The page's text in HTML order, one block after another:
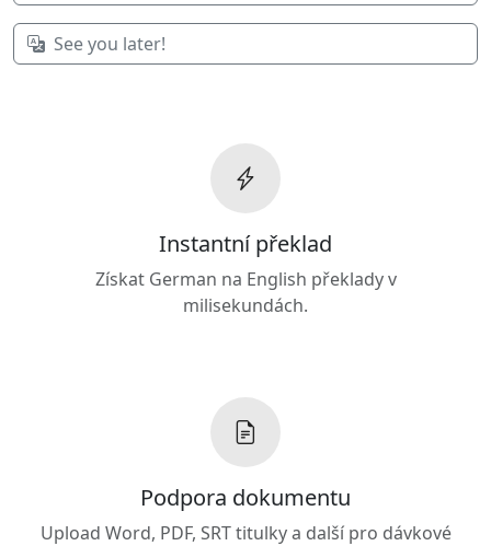
See you later!
Instantní překlad
Získat German na English překlady v
milisekundách.
Podpora dokumentu
Upload Word, PDF, SRT titulky a další pro dávkové